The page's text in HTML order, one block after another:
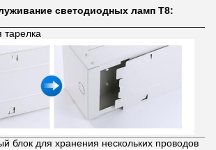
светодиодных ламп Т8:
блок для хранения нескольких проводов